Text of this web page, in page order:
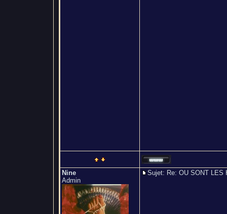
Nine
Admin
Sujet: Re: OU SONT